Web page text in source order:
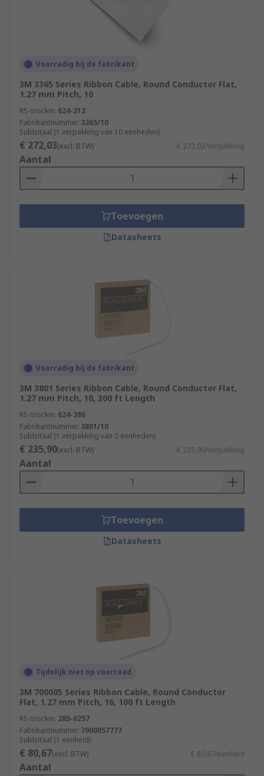
Voorradig bij de fabrikant
3M 3365 Series Ribbon Cable, Round Conductor Flat,
1.27 mm Pitch, 10
RS-stocknr. 624-312
Fabrikantnummer 3365/10
Subtotaal (1 verpakking van 10 eenheden)
€ 272,03(excl. BTW) € 272,03/verpakking
Aantal
Toevoegen
Datasheets
Voorradig bij de fabrikant
3M 3801 Series Ribbon Cable, Round Conductor Flat,
1.27 mm Pitch, 10, 300 ft Length
RS-stocknr. 624-386
Fabrikantnummer 3801/10
Subtotaal (1 verpakking van 2 eenheden)
€ 235,90(excl. BTW) € 235,90/verpakking
Aantal
Toevoegen
Datasheets
Tijdelijk niet op voorraad
3M 700005 Series Ribbon Cable, Round Conductor
Flat, 1.27 mm Pitch, 16, 100 ft Length
RS-stocknr. 285-6257
Fabrikantnummer 7000057777
Subtotaal (1 eenheid)
€ 80,67(excl. BTW) € 80,67/eenheid
Aantal